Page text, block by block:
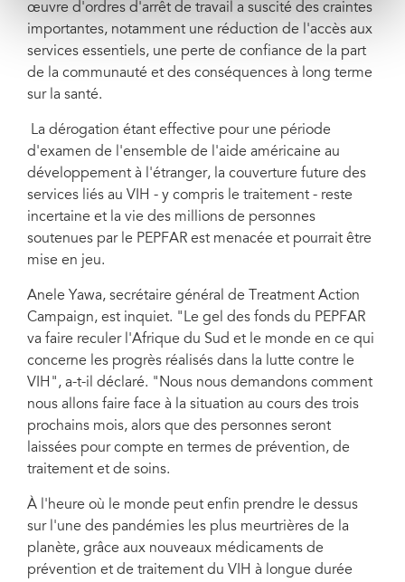
œuvre d'ordres d'arrêt de travail a suscité des craintes
importantes, notamment une réduction de l'accès aux
services essentiels, une perte de confiance de la part
de la communauté et des conséquences à long terme
sur la santé.
La dérogation étant effective pour une période
d'examen de l'ensemble de l'aide américaine au
développement à l'étranger, la couverture future des
services liés au VIH - y compris le traitement - reste
incertaine et la vie des millions de personnes
soutenues par le PEPFAR est menacée et pourrait être
mise en jeu.
Anele Yawa, secrétaire général de Treatment Action
Campaign, est inquiet. "Le gel des fonds du PEPFAR
va faire reculer l'Afrique du Sud et le monde en ce qui
concerne les progrès réalisés dans la lutte contre le
VIH", a-t-il déclaré. "Nous nous demandons comment
nous allons faire face à la situation au cours des trois
prochains mois, alors que des personnes seront
laissées pour compte en termes de prévention, de
traitement et de soins.
À l'heure où le monde peut enfin prendre le dessus
sur l'une des pandémies les plus meurtrières de la
planète, grâce aux nouveaux médicaments de
prévention et de traitement du VIH à longue durée